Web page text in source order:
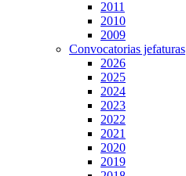
2011
2010
2009
Convocatorias jefaturas
2026
2025
2024
2023
2022
2021
2020
2019